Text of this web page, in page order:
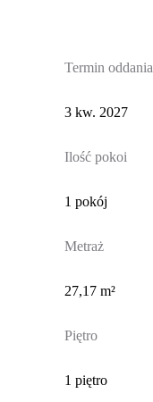
Termin oddania
3 kw. 2027
Ilość pokoi
1 pokój
Metraż
27,17 m²
Piętro
1 piętro